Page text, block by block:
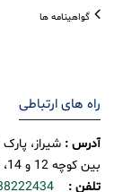
گواهینامه ها
راه های ارتباطی
آدرس : شیراز، پارک
بین کوچه 12 و 14، فروشگاه دیاکو - فتحی
تلفن :